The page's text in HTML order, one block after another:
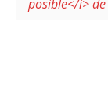
posible</i>